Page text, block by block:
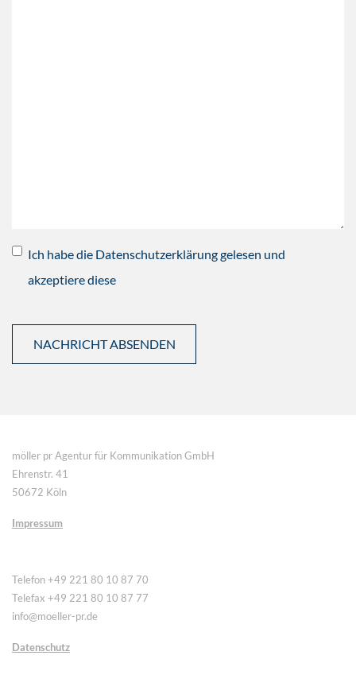
Ich habe die Datenschutzerklärung gelesen und
akzeptiere diese
möller pr Agentur für Kommunikation GmbH
Ehrenstr. 41
50672 Köln
Impressum
Telefon +49 221 80 10 87 70
Telefax +49 221 80 10 87 77
info@moeller-pr.de
Datenschutz